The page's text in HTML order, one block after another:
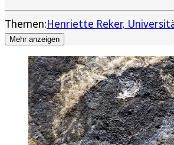
Themen:Henriette Reker
Mehr anzeigen